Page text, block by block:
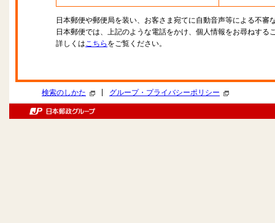
日本郵便や郵便局を装い、お客さま宛てに自動音声等による不審
日本郵便では、上記のような電話をかけ、個人情報をお尋ねする
詳しくはこちら をご覧ください。
検索のしかた グループ・プライバシーポリシー